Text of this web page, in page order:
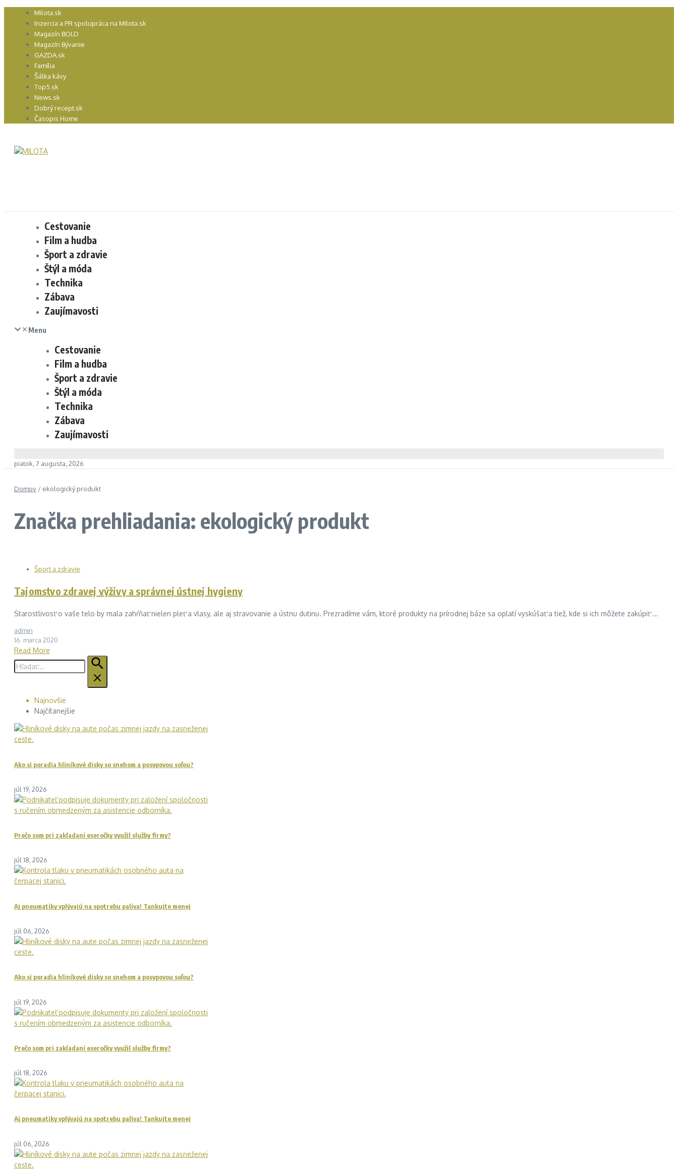
Preskočiť Milota.sk
Inzercia a PR spolupráca na Milota.sk
Magazín BOLD
Magazín Bývanie
GAZDA.sk
Família
Šálka kávy
Top5.sk
News.sk
Dobrý recept.sk
Časopis Home
Cestovanie
Film a hudba
Šport a zdravie
Štýl a móda
Technika
Zábava
Zaujímavosti
Menu
Cestovanie
Film a hudba
Šport a zdravie
Štýl a móda
Technika
Zábava
Zaujímavosti
piatok, 7 augusta, 2026
Domov / ekologický produkt
Značka prehliadania: ekologický produkt
Šport a zdravie
Tajomstvo zdravej výživy a správnej ústnej hygieny
Starostlivosť o vaše telo by mala zahŕňať nielen pleť a vlasy, ale aj stravovanie a ústnu dutinu. Prezradíme vám, ktoré produkty na prírodnej báze sa oplatí vyskúšať a tiež, kde si ich môžete zakúpiť ...
admin
16. marca 2020
Read More
Hľadať:
Najnovšie
Najčítanejšie
Ako si poradia hliníkové disky so snehom a posypovou soľou?
júl 19, 2026
Prečo som pri zakladaní eseročky využil služby firmy?
júl 18, 2026
Aj pneumatiky vplývajú na spotrebu paliva! Tankujte menej
júl 06, 2026
Ako si poradia hliníkové disky so snehom a posypovou soľou?
júl 19, 2026
Prečo som pri zakladaní eseročky využil služby firmy?
júl 18, 2026
Aj pneumatiky vplývajú na spotrebu paliva! Tankujte menej
júl 06, 2026